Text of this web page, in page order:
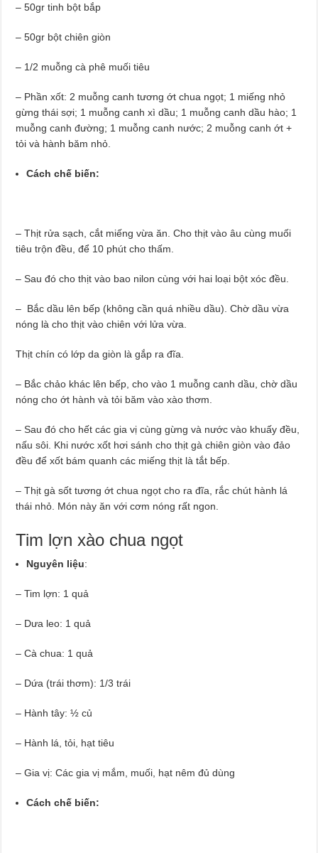
– 50gr tinh bột bắp
– 50gr bột chiên giòn
– 1/2 muỗng cà phê muối tiêu
– Phần xốt: 2 muỗng canh tương ớt chua ngọt; 1 miếng nhỏ
gừng thái sợi; 1 muỗng canh xì dầu; 1 muỗng canh dầu hào; 1
muỗng canh đường; 1 muỗng canh nước; 2 muỗng canh ớt +
tỏi và hành băm nhỏ.
Cách chế biến:
– Thịt rửa sạch, cắt miếng vừa ăn. Cho thịt vào âu cùng muối
tiêu trộn đều, để 10 phút cho thấm.
– Sau đó cho thịt vào bao nilon cùng với hai loại bột xóc đều.
– Bắc dầu lên bếp (không cần quá nhiều dầu). Chờ dầu vừa
nóng là cho thịt vào chiên với lửa vừa.
Thịt chín có lớp da giòn là gắp ra đĩa.
– Bắc chảo khác lên bếp, cho vào 1 muỗng canh dầu, chờ dầu
nóng cho ớt hành và tỏi băm vào xào thơm.
– Sau đó cho hết các gia vị cùng gừng và nước vào khuấy đều,
nấu sôi. Khi nước xốt hơi sánh cho thịt gà chiên giòn vào đảo
đều để xốt bám quanh các miếng thịt là tắt bếp.
– Thịt gà sốt tương ớt chua ngọt cho ra đĩa, rắc chút hành lá
thái nhỏ. Món này ăn với cơm nóng rất ngon.
Tim lợn xào chua ngọt
Nguyên liệu:
– Tim lợn: 1 quả
– Dưa leo: 1 quả
– Cà chua: 1 quả
– Dứa (trái thơm): 1/3 trái
– Hành tây: ½ củ
– Hành lá, tỏi, hạt tiêu
– Gia vị: Các gia vị mắm, muối, hạt nêm đủ dùng
Cách chế biến: